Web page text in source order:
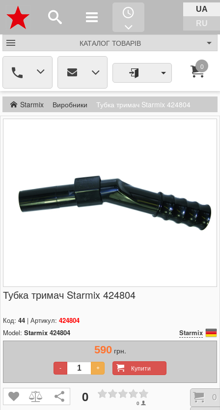
UA
RU
КАТАЛОГ ТОВАРІВ
0
Starmix Виробники Тубка тримач Starmix 424804
Тубка тримач Starmix 424804
Код: 44 | Артикул: 424804
Model: Starmix 424804 Starmix
590грн.
Купити
- +
0 0
0